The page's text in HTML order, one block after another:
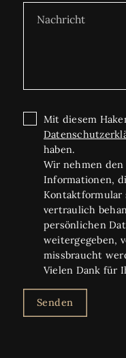
Mit diesem
haben.
Wir nehmen
Informationen,
Kontaktformular
vertraulich
persönlichen
weitergegeben,
missbraucht
Vielen Dank für
Senden